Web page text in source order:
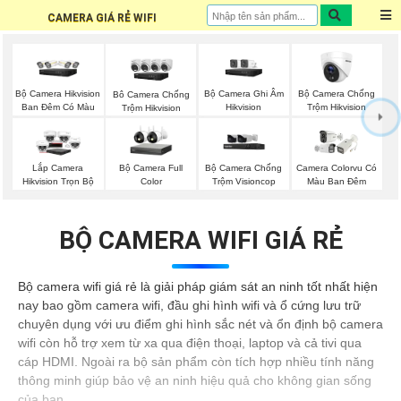
CAMERA GIÁ RẺ WIFI
Bộ Camera Hikvision
Ban Đêm Có Màu
Bô Camera Chống
Trộm Hikvision
Bộ Camera Ghi Âm
Hikvision
Bộ Camera Chống
Trộm Hikvision
Lắp Camera
Hikvision Trọn Bộ
Bộ Camera Full
Color
Bộ Camera Chống
Trộm Visioncop
Camera Colorvu Có
Màu Ban Đêm
BỘ CAMERA WIFI GIÁ RẺ
Bộ camera wifi giá rẻ là giải pháp giám sát an ninh tốt nhất hiện
nay bao gồm camera wifi, đầu ghi hình wifi và ổ cứng lưu trữ
chuyên dụng với ưu điểm ghi hình sắc nét và ổn định bộ camera
wifi còn hỗ trợ xem từ xa qua điện thoại, laptop và cả tivi qua
cáp HDMI. Ngoài ra bộ sản phẩm còn tích hợp nhiều tính năng
thông minh giúp bảo vệ an ninh hiệu quả cho không gian sống